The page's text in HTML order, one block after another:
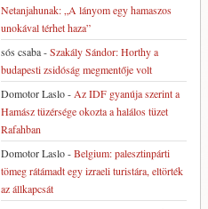
Netanjahunak: „A lányom egy hamaszos
unokával térhet haza”
sós csaba-Szakály Sándor: Horthy a
budapesti zsidóság megmentője volt
Domotor Laslo- Az IDF gyanúja szerint a
Hamász tüzérsége okozta a halálos tüzet
Rafahban
Domotor Laslo-Belgium: palesztinpárti
tömeg rátámadt egy izraeli turistára, eltörték
az állkapcsát